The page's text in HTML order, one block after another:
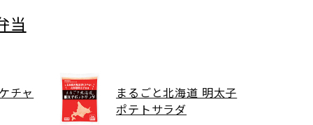
当
チャ
まるごと北海道 明太子
ポテトサラダ